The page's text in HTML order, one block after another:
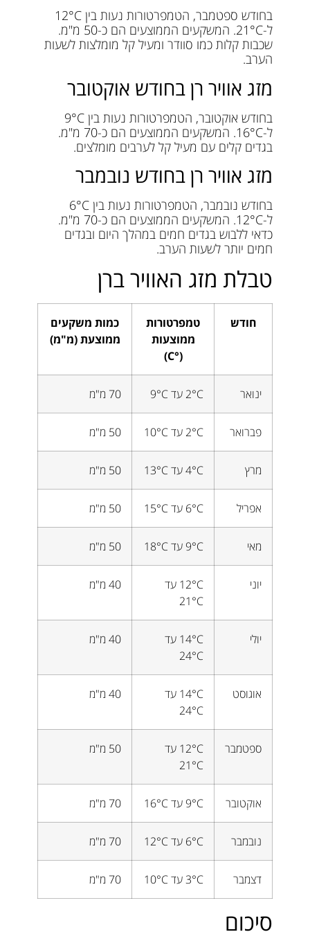
בחודש ספטמבר, הטמפרטורות נעות בין 12°C
ל-21°C. המשקעים הממוצעים הם כ-50 מ"מ.
שכבות קלות כמו סוודר ומעיל קל מומלצות לשעות
הערב.
מזג אוויר רן בחודש אוקטובר
בחודש אוקטובר, הטמפרטורות נעות בין 9°C
ל-16°C. המשקעים הממוצעים הם כ-70 מ"מ.
בגדים קלים עם מעיל קל לערבים מומלצים.
מזג אוויר רן בחודש נובמבר
בחודש נובמבר, הטמפרטורות נעות בין 6°C
ל-12°C. המשקעים הממוצעים הם כ-70 מ"מ.
כדאי ללבוש בגדים חמים במהלך היום ובגדים
חמים יותר לשעות הערב.
טבלת מזג האוויר ברן
חודש
טמפרטורות
ממוצעות
(°C)
כמות משקעים
ממוצעת (מ"מ)
ינואר 2°C עד 9°C 70 מ"מ
פברואר 2°C עד 10°C 50 מ"מ
מרץ 4°C עד 13°C 50 מ"מ
אפריל 6°C עד 15°C 50 מ"מ
מאי 9°C עד 18°C 50 מ"מ
יוני
12°C עד
21°C
40 מ"מ
יולי
14°C עד
24°C
40 מ"מ
אוגוסט
14°C עד
24°C
40 מ"מ
ספטמבר
12°C עד
21°C
50 מ"מ
אוקטובר 9°C עד 16°C 70 מ"מ
נובמבר 6°C עד 12°C 70 מ"מ
דצמבר 3°C עד 10°C 70 מ"מ
סיכום